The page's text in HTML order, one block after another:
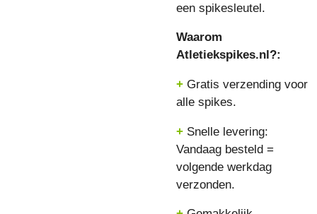
een spikesleutel.
Waarom
Atletiekspikes.nl?:
+ Gratis verzending voor
alle spikes.
+ Snelle levering:
Vandaag besteld =
volgende werkdag
verzonden.